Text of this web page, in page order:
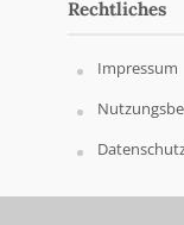
Rechtliches
Impressum